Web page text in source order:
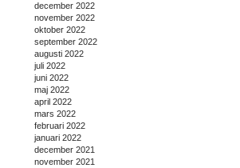
december 2022
november 2022
oktober 2022
september 2022
augusti 2022
juli 2022
juni 2022
maj 2022
april 2022
mars 2022
februari 2022
januari 2022
december 2021
november 2021